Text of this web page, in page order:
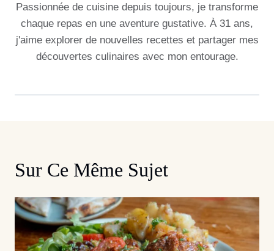
Passionnée de cuisine depuis toujours, je transforme
chaque repas en une aventure gustative. À 31 ans,
j'aime explorer de nouvelles recettes et partager mes
découvertes culinaires avec mon entourage.
Sur Ce Même Sujet